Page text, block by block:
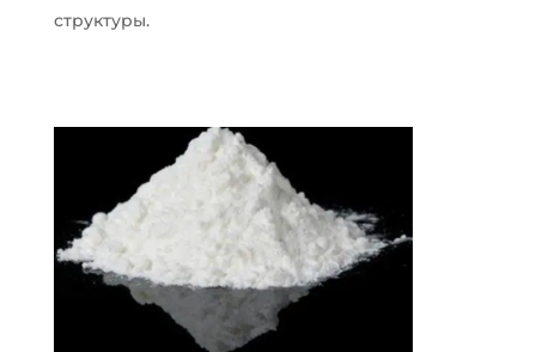
структуры.